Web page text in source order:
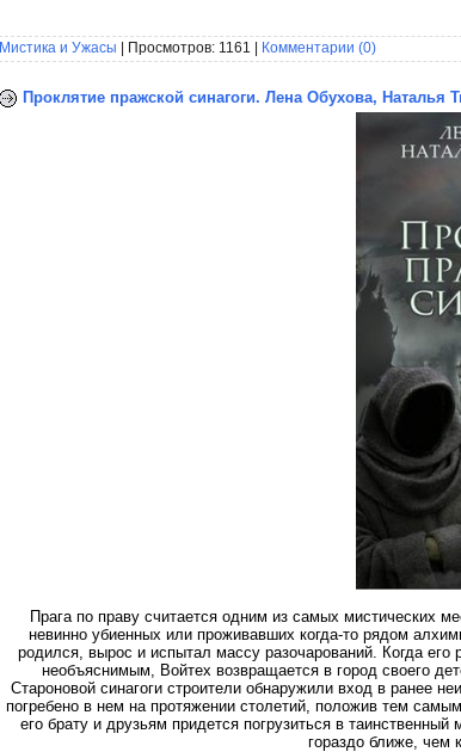
Мистика и Ужасы | Просмотров: 1161 | Комментарии (0)
Проклятие пражской синагоги. Лена Обухова, Наталья
Прага по праву считается одним из самых мистических
невинно убиенных или проживавших когда-то рядом
родился, вырос и испытал массу разочарований. Когда его
необъяснимым, Войтех возвращается в город своего
Староновой синагоги строители обнаружили вход в ранее
погребено в нем на протяжении столетий, положив тем
его брату и друзьям придется погрузиться в
гораздо ближе, чем